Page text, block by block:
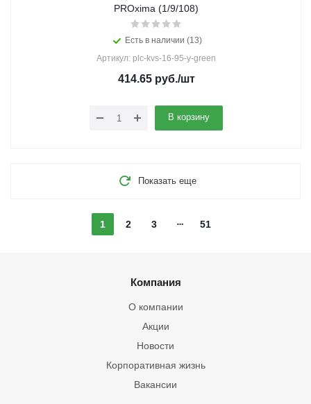
PROxima (1/9/108)
Есть в наличии (13)
Артикул: plc-kvs-16-95-y-green
414.65руб./шт
В корзину
Показать еще
1 2 3 51
Компания
О компании
Акции
Новости
Корпоративная жизнь
Вакансии